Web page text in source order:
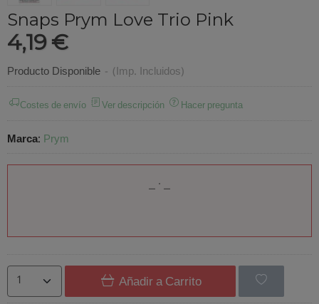
Snaps Prym Love Trio Pink
4,19 €
Producto Disponible - (Imp. Incluidos)
Costes de envío Ver descripción Hacer pregunta
Marca: Prym
Añadir a Carrito